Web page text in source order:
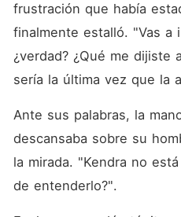
frustración que había
finalmente estalló. "Vas a
¿verdad? ¿Qué me dijiste
sería la última vez que la
Ante sus palabras, la
descansaba sobre su
la mirada. "Kendra no
de entenderlo?".